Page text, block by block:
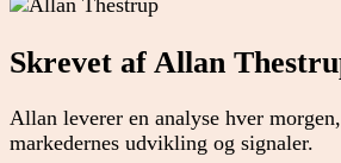
Skrevet af Allan
Allan leverer en analyse hver
markedernes udvikling og signaler.